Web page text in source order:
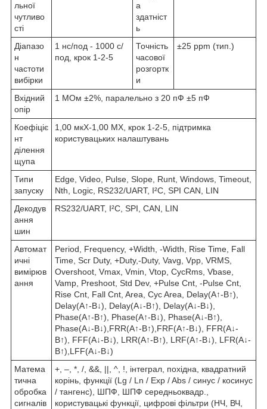
льної
чутливо
сті
а
здатніст
ь
Діапазо
н
частоти
вибірки
1 нс/под - 1000 с/
под, крок 1-2-5
Точність
часової
розгортк
и
±25 ppm (тип.)
Вхідний
опір
1 МОм ±2%, паралельно з 20 пФ ±5 пФ
Коефіціє
нт
ділення
щупа
1,00 мкX-1,00 MX, крок 1-2-5, підтримка
користувацьких налаштувань
Типи
запуску
Edge, Video, Pulse, Slope, Runt, Windows, Timeout,
Nth, Logic, RS232/UART, I²C, SPI CAN, LIN
Декодув
ання
шин
RS232/UART, I²C, SPI, CAN, LIN
Автомат
ичні
вимірюв
ання
Period, Frequency, +Width, -Width, Rise Time, Fall
Time, Scr Duty, +Duty,-Duty, Vavg, Vpp, VRMS,
Overshoot, Vmax, Vmin, Vtop, CycRms, Vbase,
Vamp, Preshoot, Std Dev, +Pulse Cnt, -Pulse Cnt,
Rise Cnt, Fall Cnt, Area, Cyc Area, Delay(A↑-B↑),
Delay(A↑-B↓), Delay(A↓-B↑), Delay(A↓-B↓),
Phase(A↑-B↑), Phase(A↑-B↓), Phase(A↓-B↑),
Phase(A↓-B↓),FRR(A↑-B↑),FRF(A↑-B↓), FFR(A↓-
B↑), FFF(A↓-B↓), LRR(A↑-B↑), LRF(A↑-B↓), LFR(A↓-
B↑),LFF(A↓-B↓)
Матема
тична
обробка
сигналів
+, –, *, /, &&, ||, ^, !, інтеграл, похідна, квадратний
корінь, функції (Lg / Ln / Exp / Abs / синус / косинус
/ тангенс), ШПФ, ШПФ середньоквадр.,
користувацькі функції, цифрові фільтри (НЧ, ВЧ,